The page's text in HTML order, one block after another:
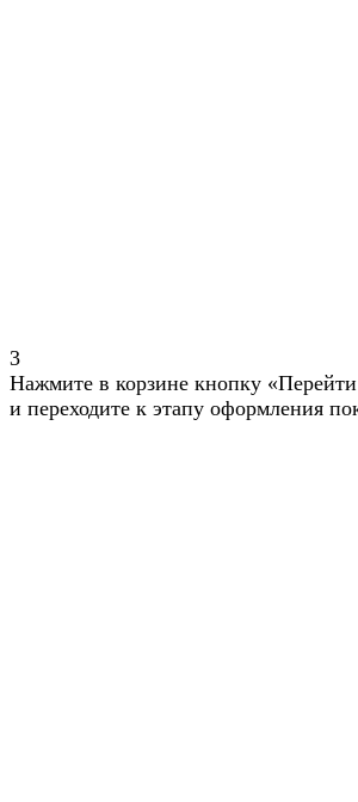
3
Нажмите в корзине кнопку
и переходите к этапу